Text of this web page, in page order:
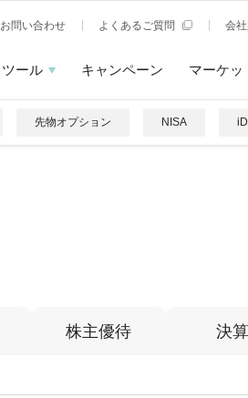
お問い合わせ よくあるご質問 会
ツール キャンペーン マーケッ
先物オプション NISA
株主優待 決算